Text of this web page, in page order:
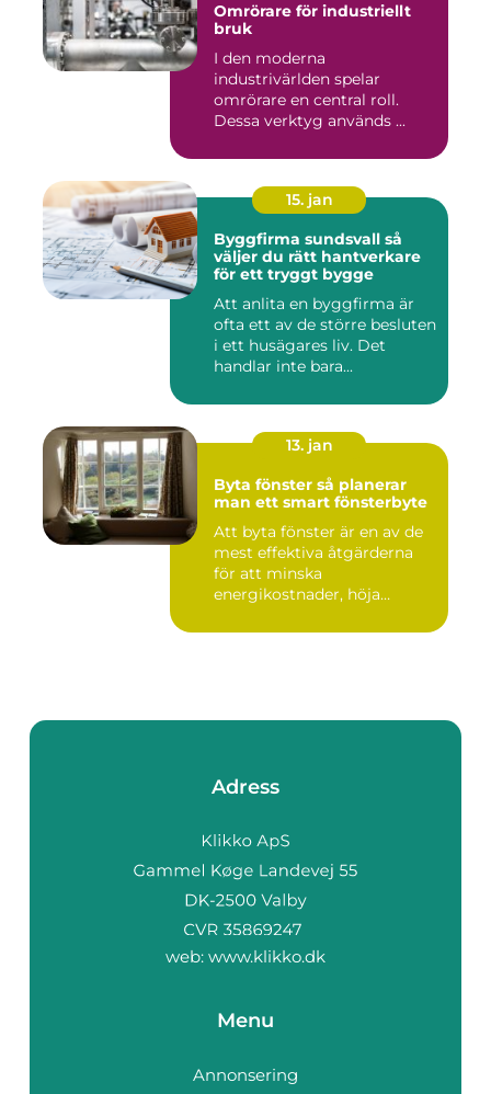
Omrörare för industriellt
bruk
I den moderna
industrivärlden spelar
omrörare en central roll.
Dessa verktyg används ...
15. jan
Byggfirma sundsvall så
väljer du rätt hantverkare
för ett tryggt bygge
Att anlita en byggfirma är
ofta ett av de större besluten
i ett husägares liv. Det
handlar inte bara...
13. jan
Byta fönster så planerar
man ett smart fönsterbyte
Att byta fönster är en av de
mest effektiva åtgärderna
för att minska
energikostnader, höja
Adress
web: www.klikko.dk
Menu
Annonsering